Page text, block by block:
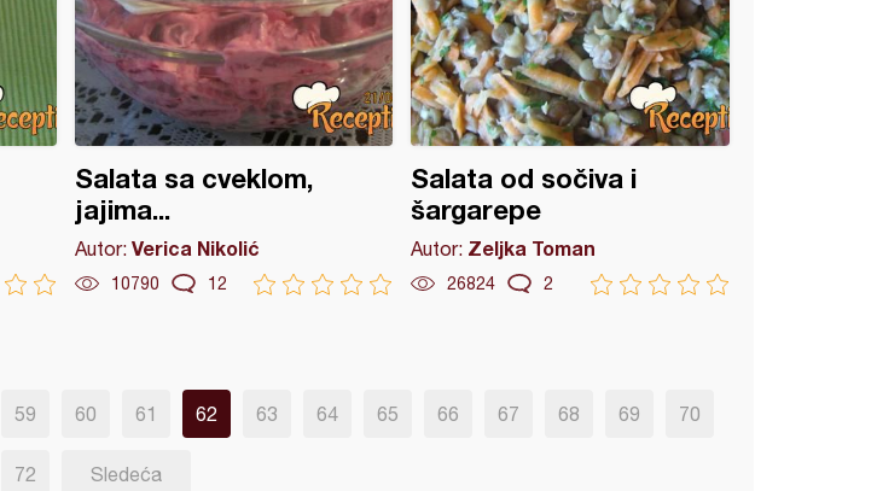
Salata sa cveklom,
jajima...
Autor: Verica Nikolić
10790 12
Salata od sočiva i
šargarepe
Autor: Zeljka Toman
26824 2
59 60 61 62 63 64 65 66 67 68 69 70
72 Sledeća